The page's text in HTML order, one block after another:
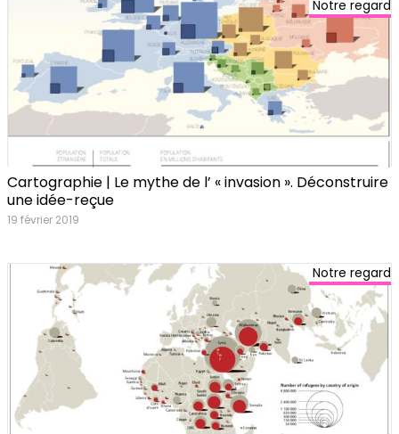
Notre regard
Cartographie | Le mythe de l’ « invasion ». Déconstruire
une idée-reçue
19 février 2019
Notre regard